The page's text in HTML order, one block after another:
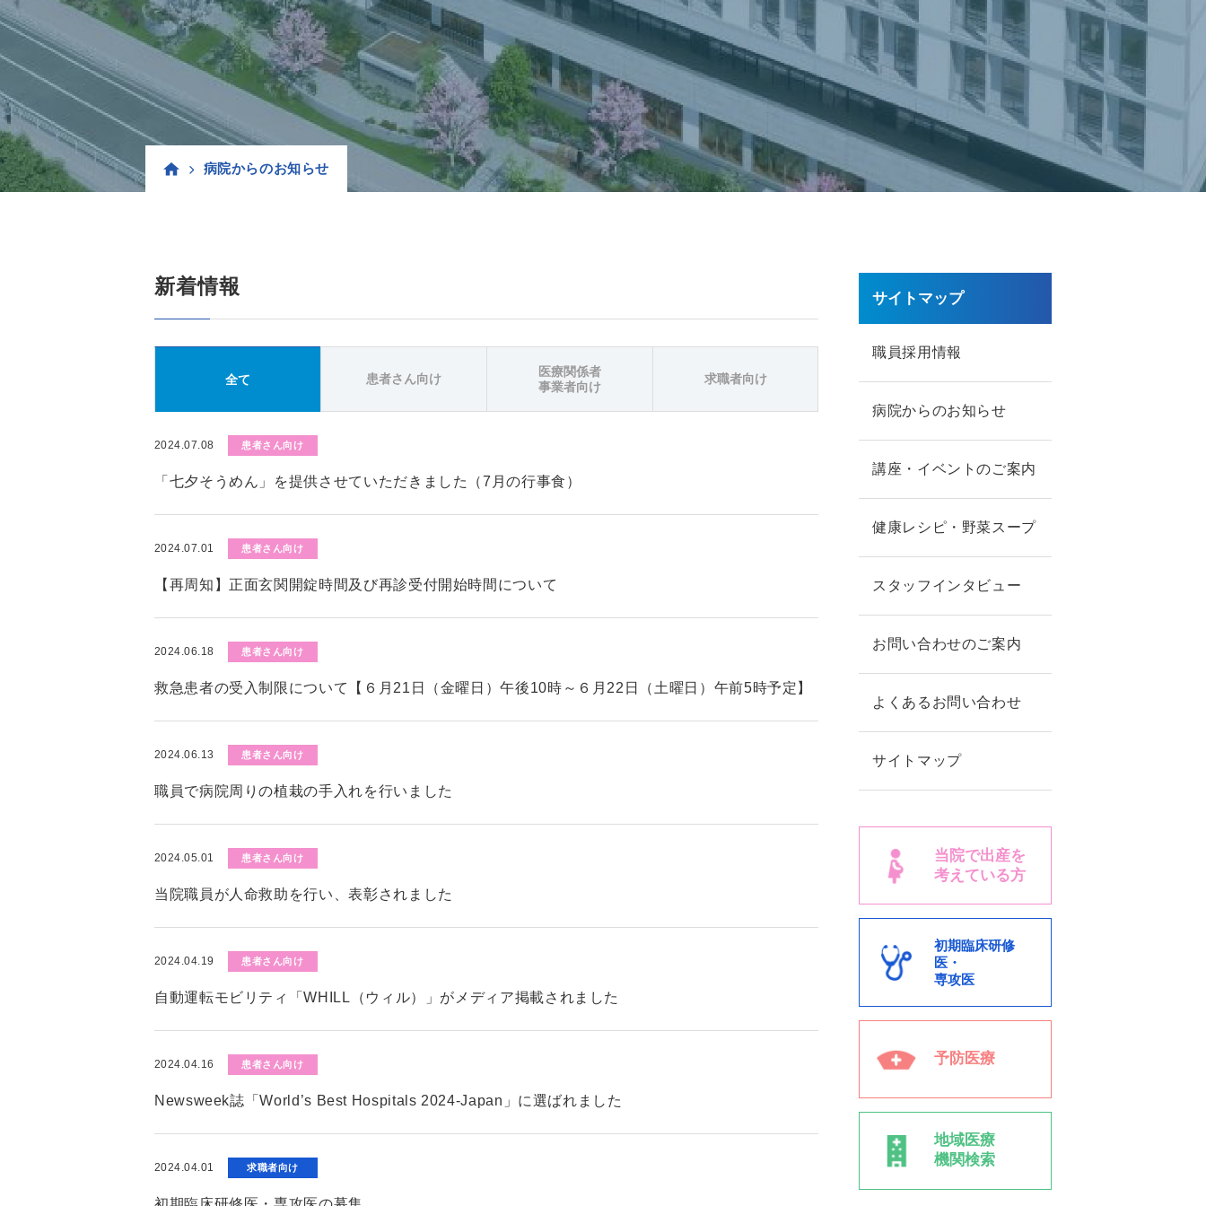
病院からのお知らせ
新着情報
全て 患者さん向け
医療関係者
事業者向け
求職者向け
2024.07.08 患者さん向け
「七夕そうめん」を提供させていただきました（7月の行事食）
2024.07.01 患者さん向け
【再周知】正面玄関開錠時間及び再診受付開始時間について
2024.06.18 患者さん向け
救急患者の受入制限について【６月21日（金曜日）午後10時～６月22日（土曜日）午前5時予定】
2024.06.13 患者さん向け
職員で病院周りの植栽の手入れを行いました
2024.05.01 患者さん向け
当院職員が人命救助を行い、表彰されました
2024.04.19 患者さん向け
自動運転モビリティ「WHILL（ウィル）」がメディア掲載されました
2024.04.16 患者さん向け
Newsweek誌「World’s Best Hospitals 2024-Japan」に選ばれました
2024.04.01 求職者向け
サイトマップ
職員採用情報
病院からのお知らせ
講座・イベントのご案内
健康レシピ・野菜スープ
スタッフインタビュー
お問い合わせのご案内
よくあるお問い合わせ
サイトマップ
当院で出産を
考えている方
初期臨床研修
医・
専攻医
予防医療
地域医療
機関検索